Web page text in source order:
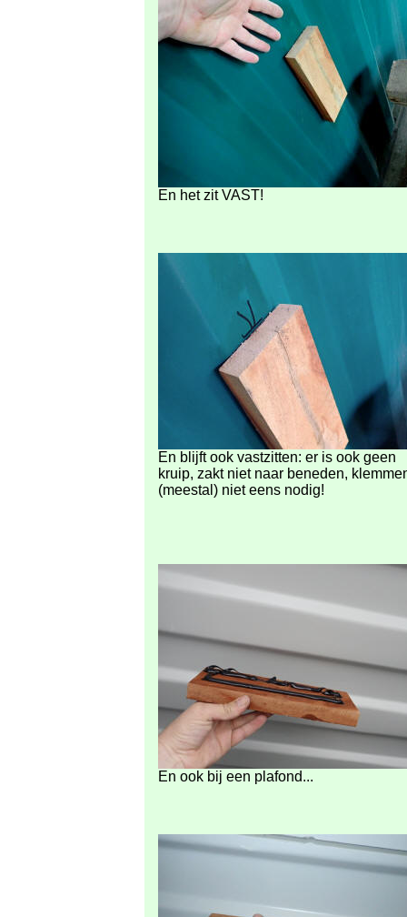
En het zit VAST!
En blijft ook vastzitten: er is ook geen
kruip, zakt niet naar beneden,
(meestal) niet eens nodig!
En ook bij een plafond...